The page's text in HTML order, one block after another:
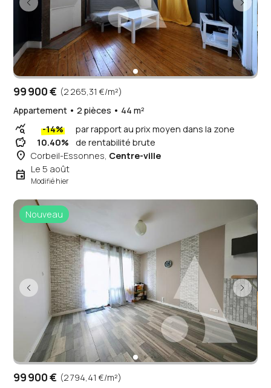
99 900 € (2 265,31 €/m²)
Appartement • 2 pièces • 44 m²
query_stats -14% par rapport au prix moyen dans la zone
savings 10.40% de rentabilité brute
place Corbeil-Essonnes, Centre-ville
event Le 5 août
Modifié hier
Nouveau
99 900 € (2 794,41 €/m²)